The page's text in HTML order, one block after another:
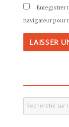
Enregistrer
navigateur pour